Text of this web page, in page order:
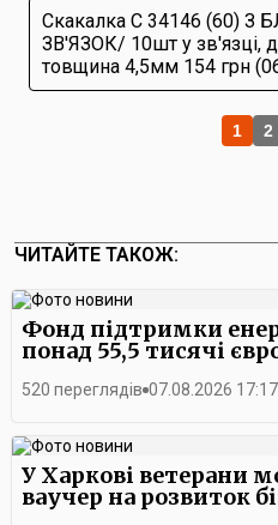
Скакалка С 34146 (60)
ЗВ'ЯЗОК/ 10шт у зв'язці,
товщина 4,5мм 154 грн
1 2
ЧИТАЙТЕ ТАКОЖ:
Фонд підтримки
понад 55,5 тисячі
520 переглядів 07.08.2026 17:17
У Харкові ветерани
ваучер на розвиток